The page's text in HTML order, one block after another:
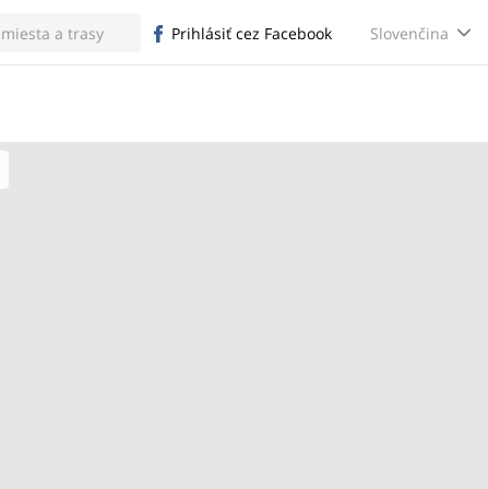
Prihlásiť cez Facebook Slovenčina